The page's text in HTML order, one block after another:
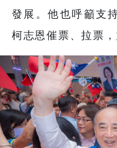
發展。他也呼籲支
柯志恩催票、拉票，